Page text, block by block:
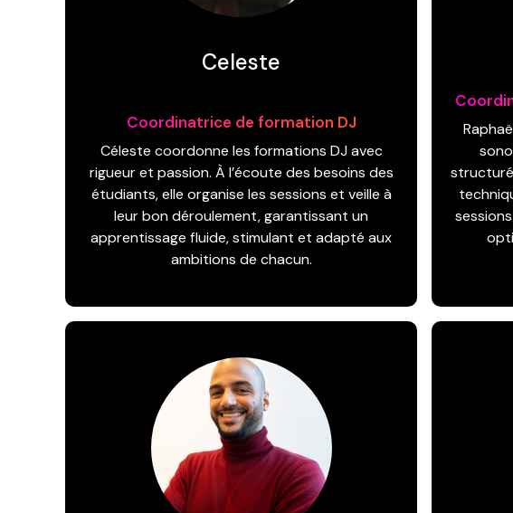
Celeste
Coordinatrice de formation DJ
Céleste coordonne les formations DJ avec
rigueur et passion. À l’écoute des besoins des
étudiants, elle organise les sessions et veille à
leur bon déroulement, garantissant un
apprentissage fluide, stimulant et adapté aux
ambitions de chacun.